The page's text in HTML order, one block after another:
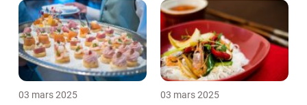
03 mars 2025 03 mars 2025